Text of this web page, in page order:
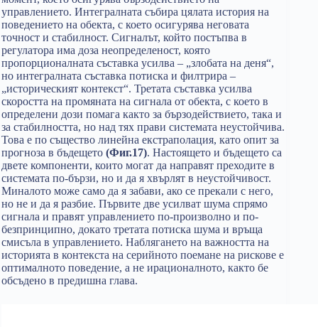
управлението. Интегралната събира цялата история на
поведението на обекта, с което осигурява неговата
точност и стабилност. Сигналът, който постъпва в
регулатора има доза неопределеност, която
пропорционалната съставка усилва – „злобата на деня“,
но интегралната съставка потиска и филтрира –
„историческият контекст“. Третата съставка усилва
скоростта на промяната на сигнала от обекта, с което в
определени дози помага както за бързодействието, така и
за стабилността, но над тях прави системата неустойчива.
Това е по същество линейна екстраполация, като опит за
прогноза в бъдещето (Фиг.17). Настоящето и бъдещето са
двете компоненти, които могат да направят преходите в
системата по-бързи, но и да я хвърлят в неустойчивост.
Миналото може само да я забави, ако се прекали с него,
но не и да я разбие. Първите две усилват шума спрямо
сигнала и правят управлението по-произволно и по-
безпринципно, докато третата потиска шума и връща
смисъла в управлението. Наблягането на важността на
историята в контекста на серийното поемане на рискове е
оптималното поведение, а не ирационалното, както бе
обсъдено в предишна глава.